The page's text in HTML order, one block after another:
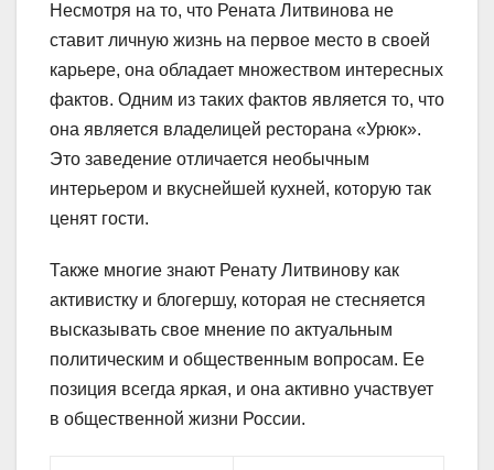
Несмотря на то, что Рената Литвинова не
ставит личную жизнь на первое место в своей
карьере, она обладает множеством интересных
фактов. Одним из таких фактов является то, что
она является владелицей ресторана «Урюк».
Это заведение отличается необычным
интерьером и вкуснейшей кухней, которую так
ценят гости.
Также многие знают Ренату Литвинову как
активистку и блогершу, которая не стесняется
высказывать свое мнение по актуальным
политическим и общественным вопросам. Ее
позиция всегда яркая, и она активно участвует
в общественной жизни России.